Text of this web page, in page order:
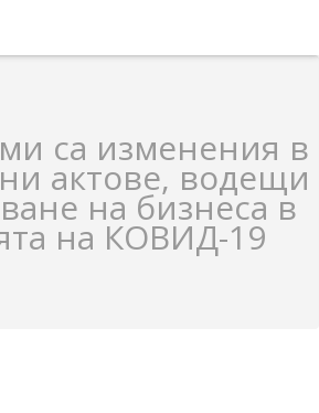
са изменения в
актове, водещи
на бизнеса в
на КОВИД-19